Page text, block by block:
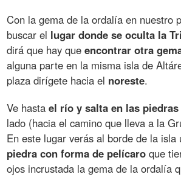
Con la gema de la ordalía en nuestro
buscar el lugar donde se oculta la
dirá que hay queencontrar otra
alguna parte en la misma isla de
plaza dirígete hacia el noreste.
Ve hastael río y salta en las piedras
lado (hacia el camino que lleva a la
En este lugar verás al borde de la
piedra con forma de pelícaro que
ojos incrustada la gema de la ordalía